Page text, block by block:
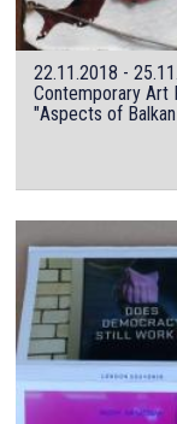
22.11.2018 -
Contemporary Art
"Aspects of